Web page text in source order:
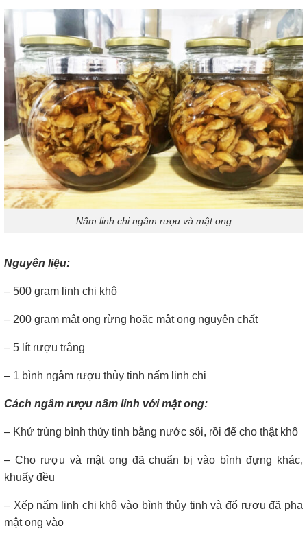
Nấm linh chi ngâm rượu và mật ong
Nguyên liệu:
– 500 gram linh chi khô
– 200 gram mật ong rừng hoặc mật ong nguyên chất
– 5 lít rượu trắng
– 1 bình ngâm rượu thủy tinh nấm linh chi
Cách ngâm rượu nấm linh với mật ong:
– Khử trùng bình thủy tinh bằng nước sôi, rồi để cho thật khô
– Cho rượu và mật ong đã chuẩn bị vào bình đựng khác,
khuấy đều
– Xếp nấm linh chi khô vào bình thủy tinh và đổ rượu đã pha
mật ong vào